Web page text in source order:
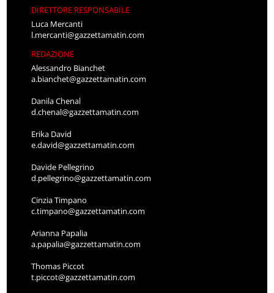
DIRETTORE RESPONSABILE
Luca Mercanti
l.mercanti@gazzettamatin.com
REDAZIONE
Alessandro Bianchet
a.bianchet@gazzettamatin.com
Danila Chenal
d.chenal@gazzettamatin.com
Erika David
e.david@gazzettamatin.com
Davide Pellegrino
d.pellegrino@gazzettamatin.com
Cinzia Timpano
c.timpano@gazzettamatin.com
Arianna Papalia
a.papalia@gazzettamatin.com
Thomas Piccot
t.piccot@gazzettamatin.com